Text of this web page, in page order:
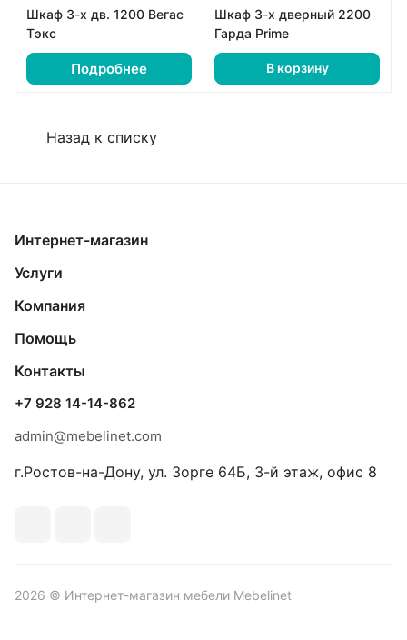
Шкаф 3-х дв. 1200 Вегас
Тэкс
Подробнее
Шкаф 3-х дверный 2200
Гарда Prime
В корзину
Назад к списку
Интернет-магазин
Услуги
Компания
Помощь
Контакты
+7 928 14-14-862
admin@mebelinet.com
г.Ростов-на-Дону, ул. Зорге 64Б, 3-й этаж, офис 8
2026 © Интернет-магазин мебели Mebelinet